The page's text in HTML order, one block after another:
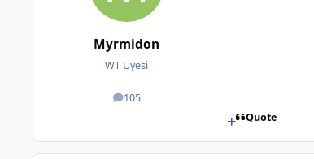
Myrmidon
WT Uyesi
105
posts
Quote